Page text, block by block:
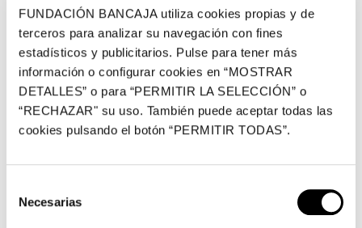
FUNDACIÓN BANCAJA utiliza cookies propias y de
terceros para analizar su navegación con fines
estadísticos y publicitarios. Pulse para tener más
información o configurar cookies en “MOSTRAR
DETALLES” o para “PERMITIR LA SELECCIÓN” o
“RECHAZAR" su uso. También puede aceptar todas las
cookies pulsando el botón “PERMITIR TODAS”.
Necesarias
La colaboración permitirá apoyar la organización de
exposiciones y talleres didácticos en un año en el que la
Generalitat valenciana ha designado como Capital Cultural
Valenciana (CCV) 2018-2019 a Sagunto, un reconocimiento que
destaca la amplia oferta cultural de la localidad.
El presidente de Fundación Bancaja en Sagunto, Francisco
Muñoz Antonino, ha mostrado su satisfacción por la firma de
programación y seguir ofreciendo a los vecinos de Sagunto y de
tanto desde el punto de vista cultural como social”’